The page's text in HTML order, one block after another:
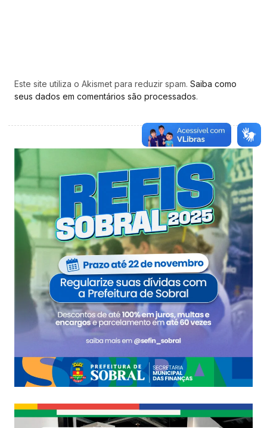
Este site utiliza o Akismet para reduzir spam. Saiba como
seus dados em comentários são processados.